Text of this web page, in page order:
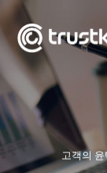
고객의